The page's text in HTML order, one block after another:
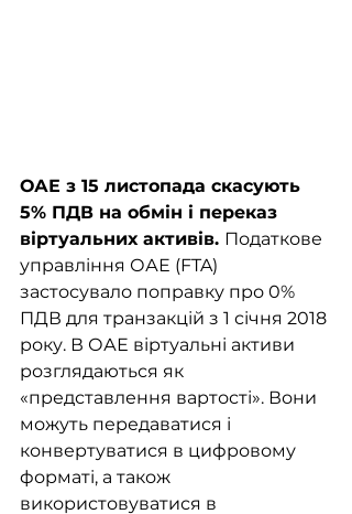
ОАЕ з 15 листопада скасують
5% ПДВ на обмін і переказ
віртуальних активів. Податкове
управління ОАЕ (FTA)
застосувало поправку про 0%
ПДВ для транзакцій з 1 січня 2018
року. В ОАЕ віртуальні активи
розглядаються як
«представлення вартості». Вони
можуть передаватися і
конвертуватися в цифровому
форматі, а також
використовуватися в